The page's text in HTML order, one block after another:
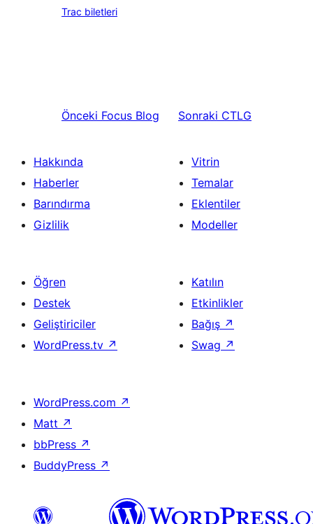
Trac biletleri
Önceki Focus Blog Sonraki CTLG
Hakkında
Haberler
Barındırma
Gizlilik
Vitrin
Temalar
Eklentiler
Modeller
Öğren
Destek
Geliştiriciler
WordPress.tv ↗
Katılın
Etkinlikler
Bağış ↗
Swag ↗
WordPress.com ↗
Matt ↗
bbPress ↗
BuddyPress ↗